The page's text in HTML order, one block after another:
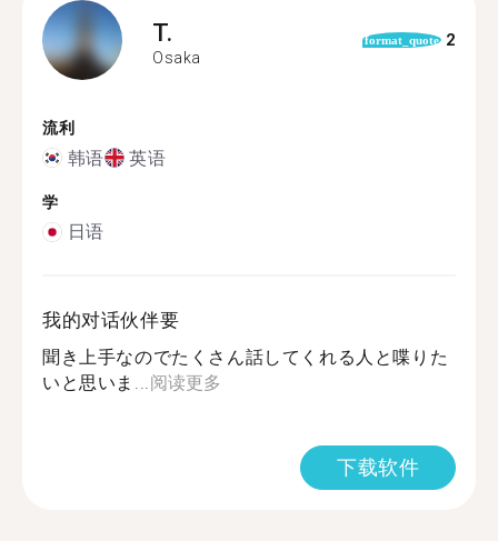
T.
Osaka
format_quote 2
流利
韩语 英语
学
日语
我的对话伙伴要
聞き上手なのでたくさん話してくれる人と喋りた
いと思いま...阅读更多
下载软件